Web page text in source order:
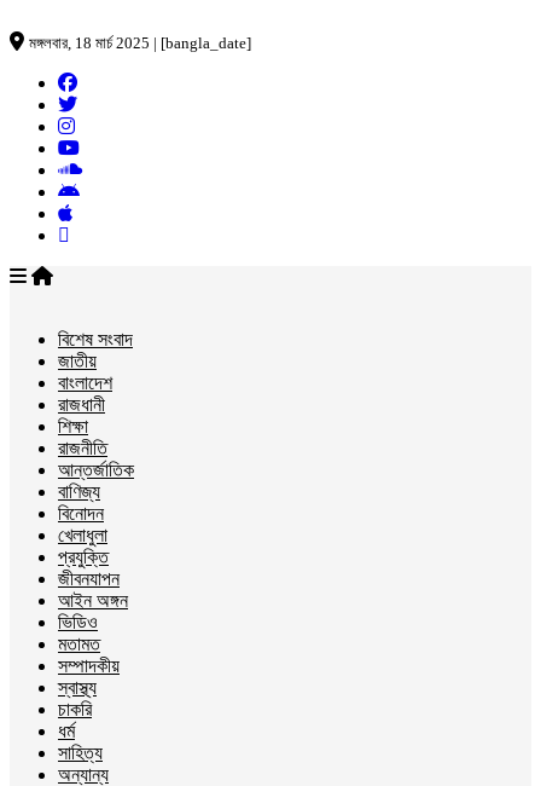
মঙ্গলবার, 18 মার্চ 2025 | [bangla_date]
বিশেষ সংবাদ
জাতীয়
বাংলাদেশ
রাজধানী
শিক্ষা
রাজনীতি
আন্তর্জাতিক
বাণিজ্য
বিনোদন
খেলাধুলা
প্রযুক্তি
জীবনযাপন
আইন অঙ্গন
ভিডিও
মতামত
সম্পাদকীয়
স্বাস্থ্য
চাকরি
ধর্ম
সাহিত্য
অন্যান্য